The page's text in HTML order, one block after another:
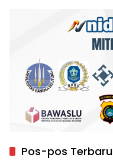
Pos-pos Terbaru